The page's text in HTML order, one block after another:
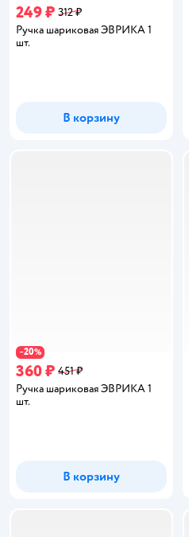
249 ₽ 312 ₽
Ручка шариковая ЭВРИКА 1
шт.
В корзину
−20%
360 ₽ 451 ₽
Ручка шариковая ЭВРИКА 1
шт.
В корзину